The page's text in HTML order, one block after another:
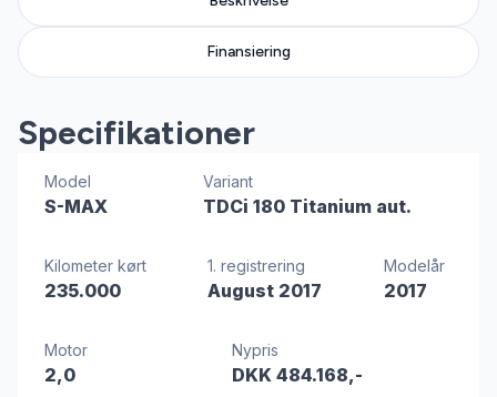
Finansiering
Specifikationer
Model
S-MAX
Variant
TDCi 180 Titanium aut.
Kilometer kørt
235.000
1. registrering
August 2017
Modelår
2017
Motor
2,0
Nypris
DKK 484.168,-